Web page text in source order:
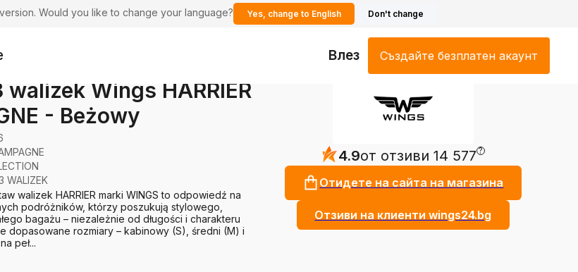
Would you like to change your language? Yes, change to English Don't change
Влез Създайте безплатен акаунт
walizek Wings HARRIER
- Beżowy
WALIZEK
walizek HARRIER marki WINGS to odpowiedź na
podróżników, którzy poszukują stylowego,
bagażu – niezależnie od długości i charakteru
dopasowane rozmiary – kabinowy (S), średni (M) i
peł...
4.9от отзиви 14 577 ?
Отидете на сайта на магазина
Отзиви на клиенти wings24.bg